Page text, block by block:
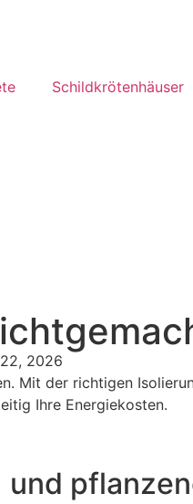
Schildkrötenhäuser
2026
Mit der richtigen
Ihre Energiekosten.